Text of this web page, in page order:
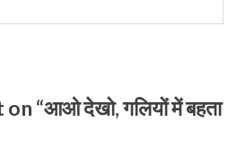
“आओ देखो, गलियों में बहता